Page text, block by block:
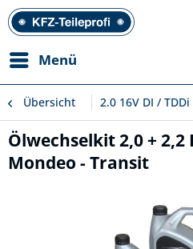
Menü
Übersicht 2.0 16V DI /
Ölwechselkit 2,0 + 2,2
Mondeo - Transit